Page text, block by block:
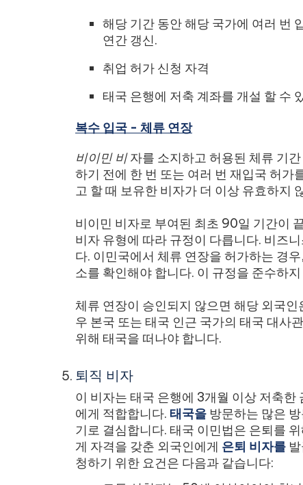
해당 기간 동안 해당 국가에 여러 번
연간 갱신.
취업 허가 신청 자격
태국 은행에 저축 계좌를 개설 할 수
복수 입국 - 체류 연장
비이민 비자를 소지하고 허용된 체류 기
하기 전에 한 번 또는 여러 번 재입국 허가
고 할 때 보유한 비자가 더 이상 유효하지
비이민 비자로 부여된 최초 90일 기간이
비자 유형에 따라 규정이 다릅니다. 비즈
다. 이민국에서 체류 연장을 허가하는 경
소를 확인해야 합니다. 이 규정을 준수하
체류 연장이 승인되지 않으면 해당 외국
우 본국 또는 태국 인근 국가의 태국 대사
위해 태국을 떠나야 합니다.
퇴직 비자
이 비자는 태국 은행에 3개월 이상 저축
에게 적합합니다. 태국을 방문하는 많은
기로 결심합니다. 태국 이민법은 은퇴를
게 자격을 갖춘 외국인에게 은퇴 비자를
청하기 위한 요건은 다음과 같습니다: